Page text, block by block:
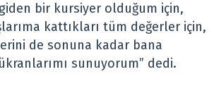
bir kursiyer olduğum için,
kattıkları tüm değerler için,
de sonuna kadar bana
sunuyorum” dedi.